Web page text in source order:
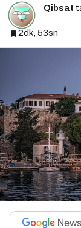
Qibsat
2dk, 53sn